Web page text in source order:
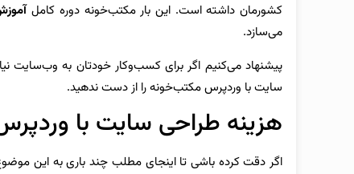
کشورمان داشته است. این بار مکتب‌خونه دوره کامل
می‌سازد.
پیشنهاد می‌کنیم اگر برای کسب‌وکار خودتان به وب‌سایت
سایت با وردپرس مکتب‌خونه را از دست ندهید.
هزینه طراحی سایت با
اگر دقت کرده باشی تا اینجای مطلب چند باری به این